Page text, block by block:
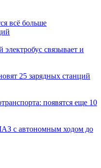
всё больше
связывает и
25 зарядных станций
появятся еще 10
с автономным ходом до